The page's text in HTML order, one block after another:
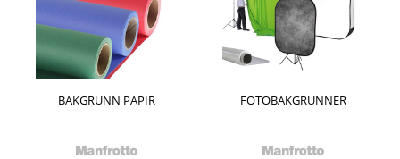
BAKGRUNN PAPIR FOTOBAKGRUNNER